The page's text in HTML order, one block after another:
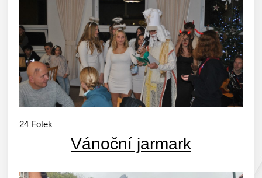
24 Fotek
Vánoční jarmark